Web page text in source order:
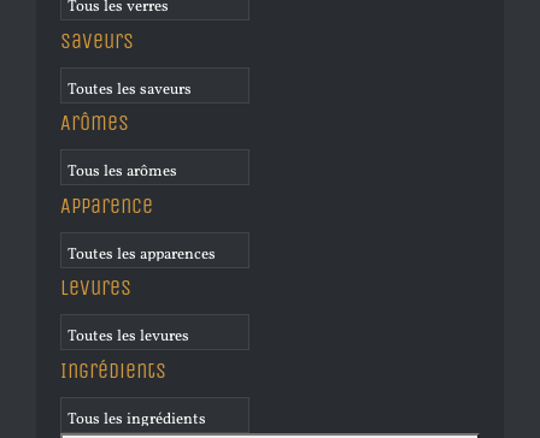
Saveurs
Arômes
Apparence
Levures
Ingrédients